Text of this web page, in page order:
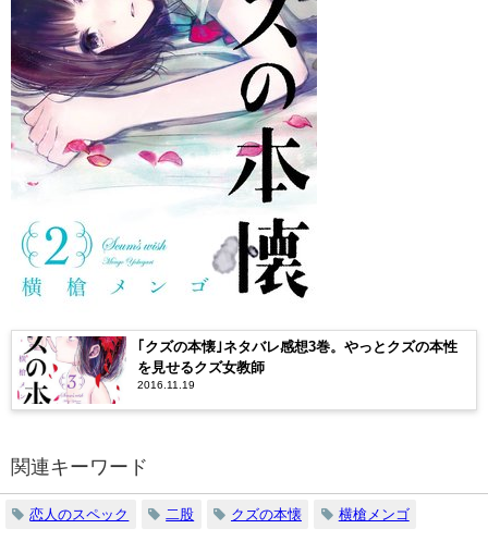
｢クズの本懐｣ネタバレ感想3巻。やっとクズの本性
を見せるクズ女教師
2016.11.19
関連キーワード
恋人のスペック 二股 クズの本懐 横槍メンゴ